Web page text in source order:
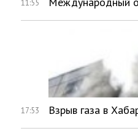
11:55
17:53 Взрыв газа в